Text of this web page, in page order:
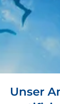
Unser